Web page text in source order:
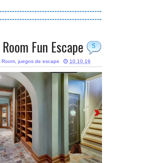
5
Fun Escape
Room, juegos de escape 10.10.19